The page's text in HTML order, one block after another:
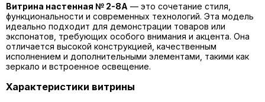
Витрина настенная № 2-8А — это сочетание стиля,
функциональности и современных технологий. Эта модель
идеально подходит для демонстрации товаров или
экспонатов, требующих особого внимания и акцента. Она
отличается высокой конструкцией, качественным
исполнением и дополнительными элементами, такими как
зеркало и встроенное освещение.
Характеристики витрины